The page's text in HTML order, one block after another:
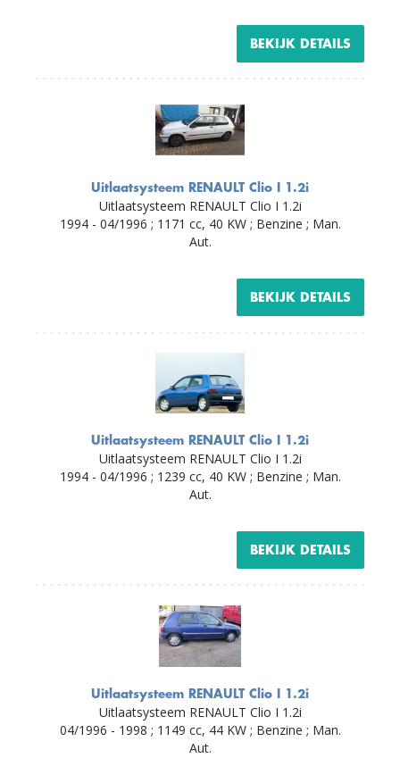
BEKIJK DETAILS
Uitlaatsysteem RENAULT Clio I 1.2i
Uitlaatsysteem RENAULT Clio I 1.2i
1994 - 04/1996 ; 1171 cc, 40 KW ; Benzine ; Man.
Aut.
BEKIJK DETAILS
Uitlaatsysteem RENAULT Clio I 1.2i
Uitlaatsysteem RENAULT Clio I 1.2i
1994 - 04/1996 ; 1239 cc, 40 KW ; Benzine ; Man.
Aut.
BEKIJK DETAILS
Uitlaatsysteem RENAULT Clio I 1.2i
Uitlaatsysteem RENAULT Clio I 1.2i
04/1996 - 1998 ; 1149 cc, 44 KW ; Benzine ; Man.
Aut.